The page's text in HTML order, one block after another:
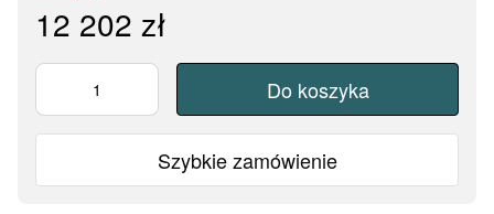
12 202 zł
Do koszyka
Szybkie zamówienie